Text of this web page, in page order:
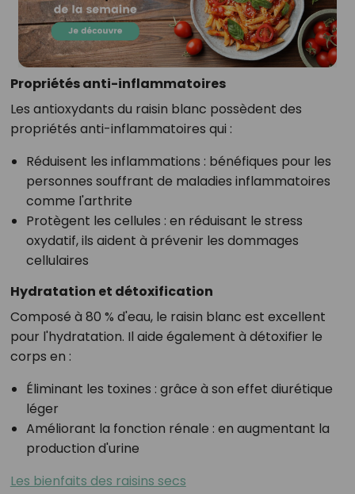
Propriétés anti-inflammatoires
Les antioxydants du raisin blanc possèdent des
propriétés anti-inflammatoires qui :
Réduisent les inflammations : bénéfiques pour les
personnes souffrant de maladies inflammatoires
comme l'arthrite
Protègent les cellules : en réduisant le stress
oxydatif, ils aident à prévenir les dommages
cellulaires
Hydratation et détoxification
Composé à 80 % d'eau, le raisin blanc est excellent
pour l'hydratation. Il aide également à détoxifier le
corps en :
Éliminant les toxines : grâce à son effet diurétique
léger
Améliorant la fonction rénale : en augmentant la
production d'urine
Les bienfaits des raisins secs